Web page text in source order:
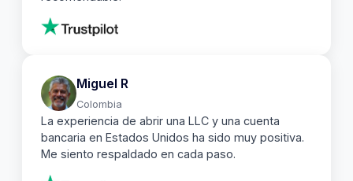
Miguel R
Colombia
La experiencia de abrir una LLC y una cuenta
bancaria en Estados Unidos ha sido muy positiva.
Me siento respaldado en cada paso.